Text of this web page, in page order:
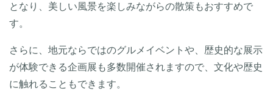
となり、美しい風景を楽しみながらの散策もおすすめで
す。
さらに、地元ならではのグルメイベントや、歴史的な展示
が体験できる企画展も多数開催されますので、文化や歴史
に触れることもできます。